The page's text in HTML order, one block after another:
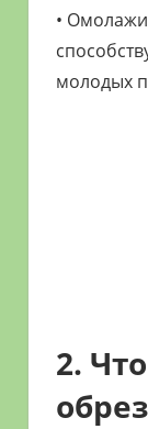
•
молодых
2.